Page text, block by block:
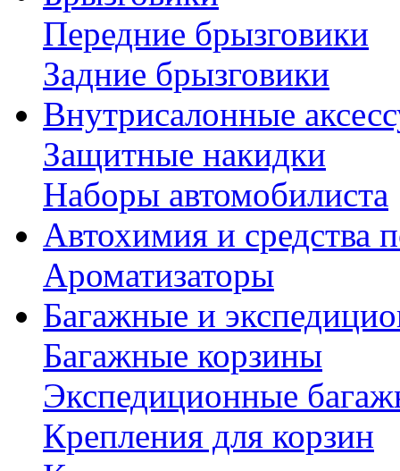
Передние брызговики
Задние брызговики
Внутрисалонные
Защитные накидки
Наборы автомобилиста
Автохимия и средства
Ароматизаторы
Багажные и
Багажные корзины
Экспедиционные
Крепления для корзин